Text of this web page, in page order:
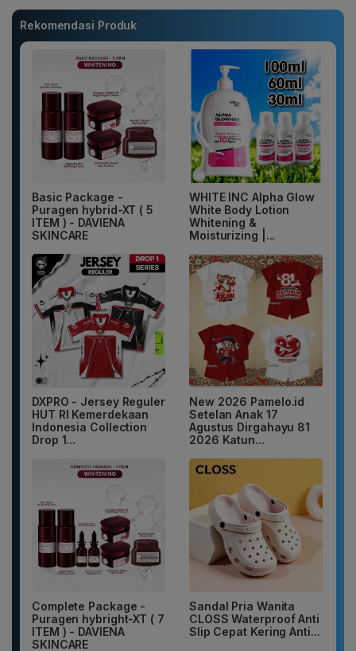
Rekomendasi Produk
Basic Package -
Puragen hybrid-XT ( 5
ITEM ) - DAVIENA
SKINCARE
WHITE INC Alpha Glow
White Body Lotion
Whitening &
Moisturizing |...
DXPRO - Jersey Reguler
HUT RI Kemerdekaan
Indonesia Collection
Drop 1...
New 2026 Pamelo.id
Setelan Anak 17
Agustus Dirgahayu 81
2026 Katun...
Complete Package -
Puragen hybright-XT ( 7
ITEM ) - DAVIENA
SKINCARE
Sandal Pria Wanita
CLOSS Waterproof Anti
Slip Cepat Kering Anti...